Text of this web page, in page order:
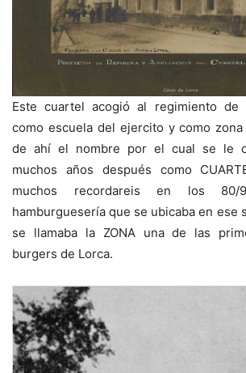
Este cuartel acogió al regimiento de
como escuela del ejercito y como
de ahí el nombre por el cual se le
muchos años después como
muchos recordareis en los 80/
hamburguesería que se ubicaba en ese
se llamaba la ZONA una de las
burgers de Lorca.